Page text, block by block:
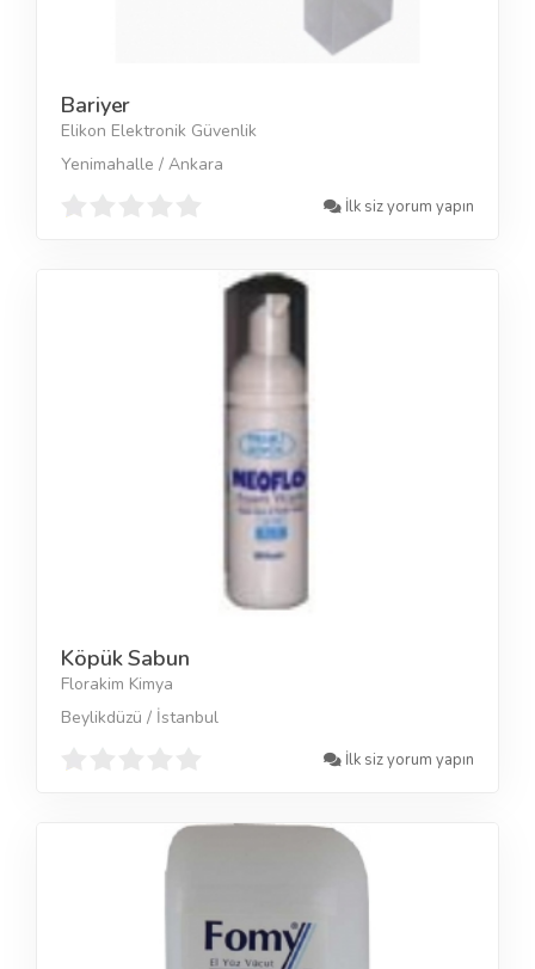
Bariyer
Elikon Elektronik Güvenlik
Yenimahalle / Ankara
İlk siz yorum yapın
Köpük Sabun
Florakim Kimya
Beylikdüzü / İstanbul
İlk siz yorum yapın